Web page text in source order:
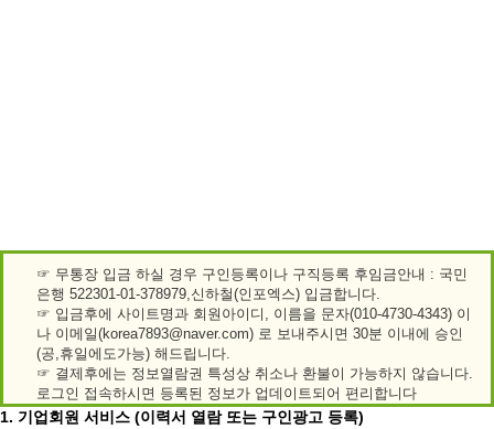
☞ 무통장 입금 하실 경우 구인등록이나 구직등록 후임금안내 : 국민
은행 522301-01-378979,신하철(인포엑스) 입금합니다.
☞ 입금후에 사이트명과 회원아이디, 이름을 문자(010-4730-4343) 이
나 이메일(korea7893@naver.com) 로 보내주시면 30분 이내에 승인
(공,휴일에도가능) 해드립니다.
☞ 결제후에는 정보열람권 특성상 취소나 환불이 가능하지 않습니다.
로그인 접속하시면 등록된 정보가 업데이트되어 편리합니다
1. 기업회원 서비스 (이력서 열람 또는 구인광고 등록)